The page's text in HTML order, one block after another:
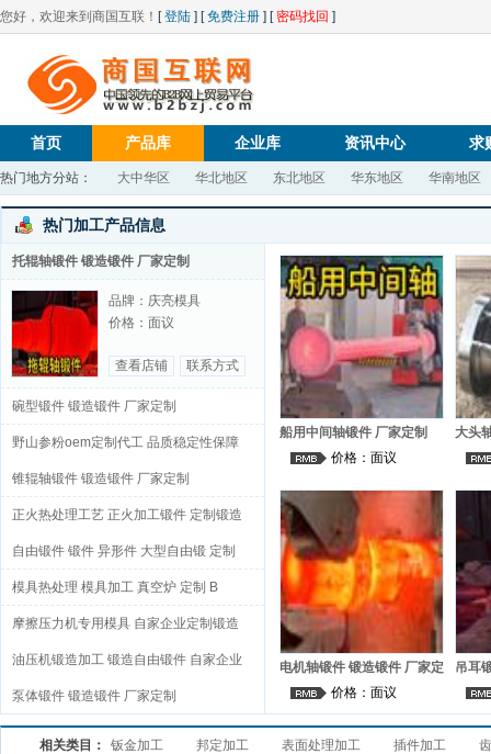
您好，欢迎来到商国互联！ [登陆 ] [免费注册 ] [密码找回 ]
首页 产品库 企业库 资讯中心 求
热门地方分站： 大中华区 华北地区 东北地区 华东地区 华南地区
热门加工产品信息
托辊轴锻件 锻造锻件 厂家定制
品牌：庆亮模具
价格：面议
查看店铺 联系方式
碗型锻件 锻造锻件 厂家定制
品牌：庆亮模具
查看店铺 联系方式
野山参粉oem定制代工 品质稳定性保障
全链路合作
品牌：贴牌加工定制
查看店铺 联系方式
锥辊轴锻件 锻造锻件 厂家定制
品牌：庆亮模具
查看店铺 联系方式
正火热处理工艺 正火加工锻件 定制锻造
A
品牌：庆亮模具
查看店铺 联系方式
自由锻件 锻件 异形件 大型自由锻 定制
品牌：庆亮模具
查看店铺 联系方式
模具热处理 模具加工 真空炉 定制 B
品牌：庆亮模具
查看店铺
摩擦压力机专用模具 自家企业定制锻造
锻件 B
品牌：庆亮模具
油压机锻造加工 锻造自由锻件 自家企业
定制 B
泵体锻件 锻造锻件 厂家定制
品牌：庆亮模具
船用中间轴锻件 厂家定制
价格：面议
大头
制
电机轴锻件 锻造锻件 厂家定
制
价格：面议
吊耳
相关类目： 钣金加工 邦定加工 表面处理加工 插件加工